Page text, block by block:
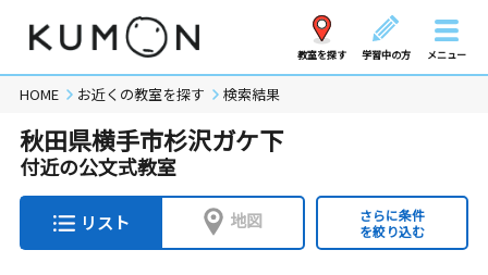
教室を探す 学習中の方 メニュー
HOME お近くの教室を探す 検索結果
秋田県横手市杉沢ガケ下
付近の公文式教室
リスト 地図
さらに条件
を絞り込む